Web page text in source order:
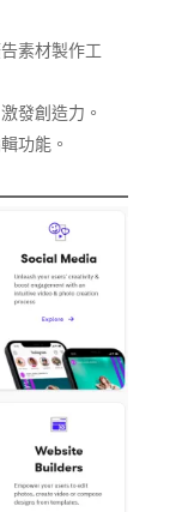
素材製作工
發創造力。
功能。